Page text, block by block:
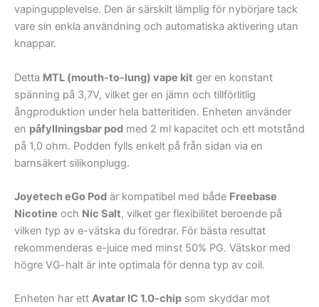
vapingupplevelse. Den är särskilt lämplig för nybörjare tack
vare sin enkla användning och automatiska aktivering utan
knappar.
Detta MTL (mouth-to-lung) vape kit ger en konstant
spänning på 3,7V, vilket ger en jämn och tillförlitlig
ångproduktion under hela batteritiden. Enheten använder
en påfyllningsbar pod med 2 ml kapacitet och ett motstånd
på 1,0 ohm. Podden fylls enkelt på från sidan via en
barnsäkert silikonplugg.
Joyetech eGo Pod är kompatibel med både Freebase
Nicotine och Nic Salt, vilket ger flexibilitet beroende på
vilken typ av e-vätska du föredrar. För bästa resultat
rekommenderas e-juice med minst 50% PG. Vätskor med
högre VG-halt är inte optimala för denna typ av coil.
Enheten har ett Avatar IC 1.0-chip som skyddar mot